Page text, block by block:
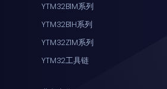
YTM32B1M系列
YTM32B1H系列
YTM32Z1M系列
YTM32工具链